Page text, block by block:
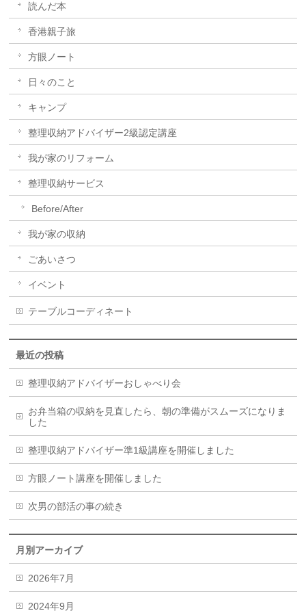
読んだ本
香港親子旅
方眼ノート
日々のこと
キャンプ
整理収納アドバイザー2級認定講座
我が家のリフォーム
整理収納サービス
Before/After
我が家の収納
ごあいさつ
イベント
テーブルコーディネート
最近の投稿
整理収納アドバイザーおしゃべり会
お弁当箱の収納を見直したら、朝の準備がスムーズになりま
した
整理収納アドバイザー準1級講座を開催しました
方眼ノート講座を開催しました
次男の部活の事の続き
月別アーカイブ
2026年7月
2024年9月